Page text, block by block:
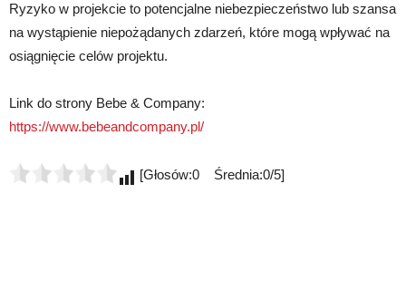
Ryzyko w projekcie to potencjalne niebezpieczeństwo lub szansa
na wystąpienie niepożądanych zdarzeń, które mogą wpływać na
osiągnięcie celów projektu.
Link do strony Bebe & Company:
https://www.bebeandcompany.pl/
[Głosów:0 Średnia:0/5]